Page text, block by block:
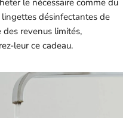
le nécessaire comme du
désinfectantes de
revenus limités,
leur ce cadeau.